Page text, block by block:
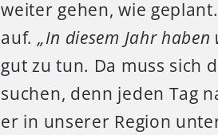
weiter gehen, wie
auf. „In diesem Jahr haben
gut zu tun. Da muss sich
suchen, denn jeden Tag
er in unserer Region